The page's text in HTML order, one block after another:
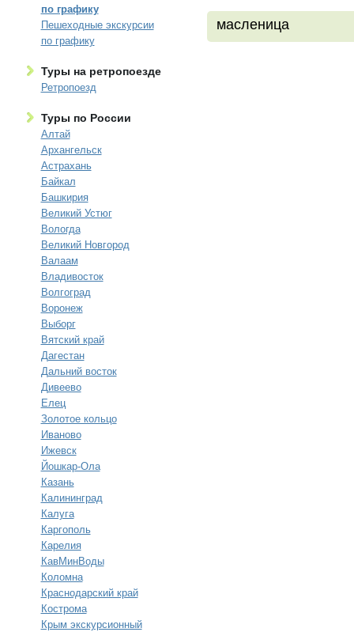
по графику
Пешеходные экскурсии
по графику
Туры на ретропоезде
Ретропоезд
Туры по России
Алтай
Архангельск
Астрахань
Байкал
Башкирия
Великий Устюг
Вологда
Великий Новгород
Валаам
Владивосток
Волгоград
Воронеж
Выборг
Вятский край
Дагестан
Дальний восток
Дивеево
Елец
Золотое кольцо
Иваново
Ижевск
Йошкар-Ола
Казань
Калининград
Калуга
Каргополь
Карелия
КавМинВоды
Коломна
Краснодарский край
Кострома
Крым экскурсионный
масленица